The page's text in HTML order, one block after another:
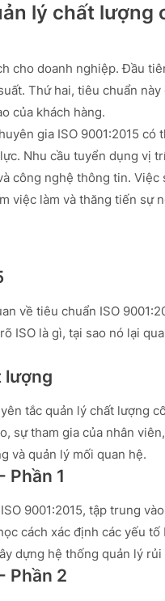
lý chất lượng
cho doanh nghiệp. Đầu
Thứ hai, tiêu chuẩn
của khách hàng.
gia ISO 9001:2015 có
Nhu cầu tuyển dụng vị
công nghệ thông tin. Việc
việc làm và thăng tiến sự
về tiêu chuẩn ISO
ISO là gì, tại sao nó lại
lượng
tắc quản lý chất lượng
sự tham gia của nhân
và quản lý mối quan hệ.
Phần 1
9001:2015, tập trung
cách xác định các yếu
dựng hệ thống quản lý
Phần 2